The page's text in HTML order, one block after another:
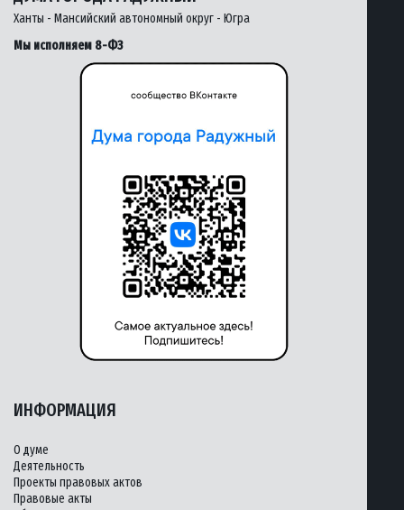
Ханты - Мансийский автономный округ - Югра
Мы исполняем 8-ФЗ
ИНФОРМАЦИЯ
О думе
Деятельность
Проекты правовых актов
Правовые акты